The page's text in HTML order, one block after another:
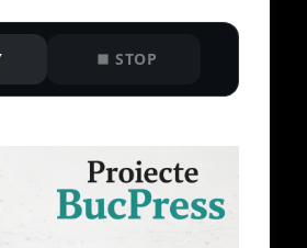
STOP